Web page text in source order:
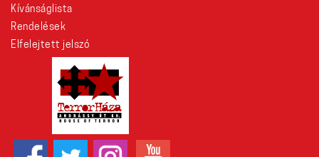
Kívánságlista
Rendelések
Elfelejtett jelszó